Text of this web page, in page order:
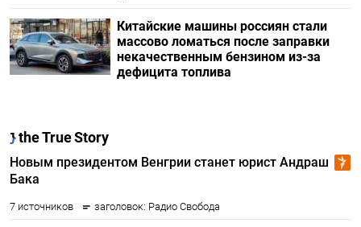
Китайские машины россиян стали
массово ломаться после заправки
некачественным бензином из-за
дефицита топлива